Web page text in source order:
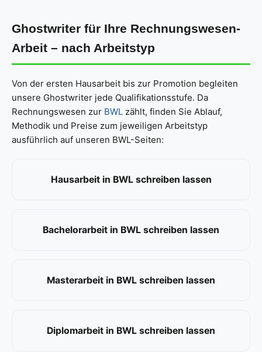
Ghostwriter für Ihre Rechnungswesen-
Arbeit – nach Arbeitstyp
Von der ersten Hausarbeit bis zur Promotion begleiten
unsere Ghostwriter jede Qualifikationsstufe. Da
Rechnungswesen zur BWL zählt, finden Sie Ablauf,
Methodik und Preise zum jeweiligen Arbeitstyp
ausführlich auf unseren BWL-Seiten:
Hausarbeit in BWL schreiben lassen
Bachelorarbeit in BWL schreiben lassen
Masterarbeit in BWL schreiben lassen
Diplomarbeit in BWL schreiben lassen